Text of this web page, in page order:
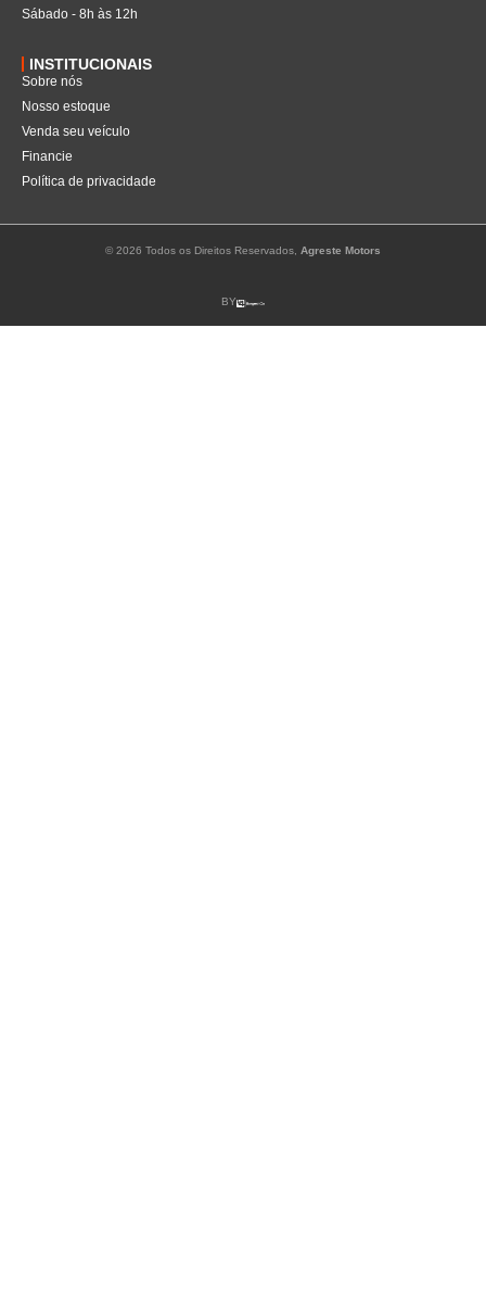
Sábado - 8h às 12h
INSTITUCIONAIS
Sobre nós
Nosso estoque
Venda seu veículo
Financie
Política de privacidade
© 2026 Todos os Direitos Reservados, Agreste Motors
BY